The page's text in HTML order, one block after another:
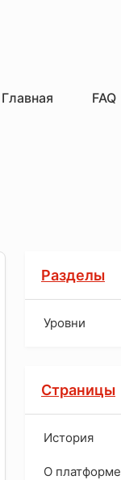
Главная FAQ
Разделы
Уровни
Страницы
История
O платформе